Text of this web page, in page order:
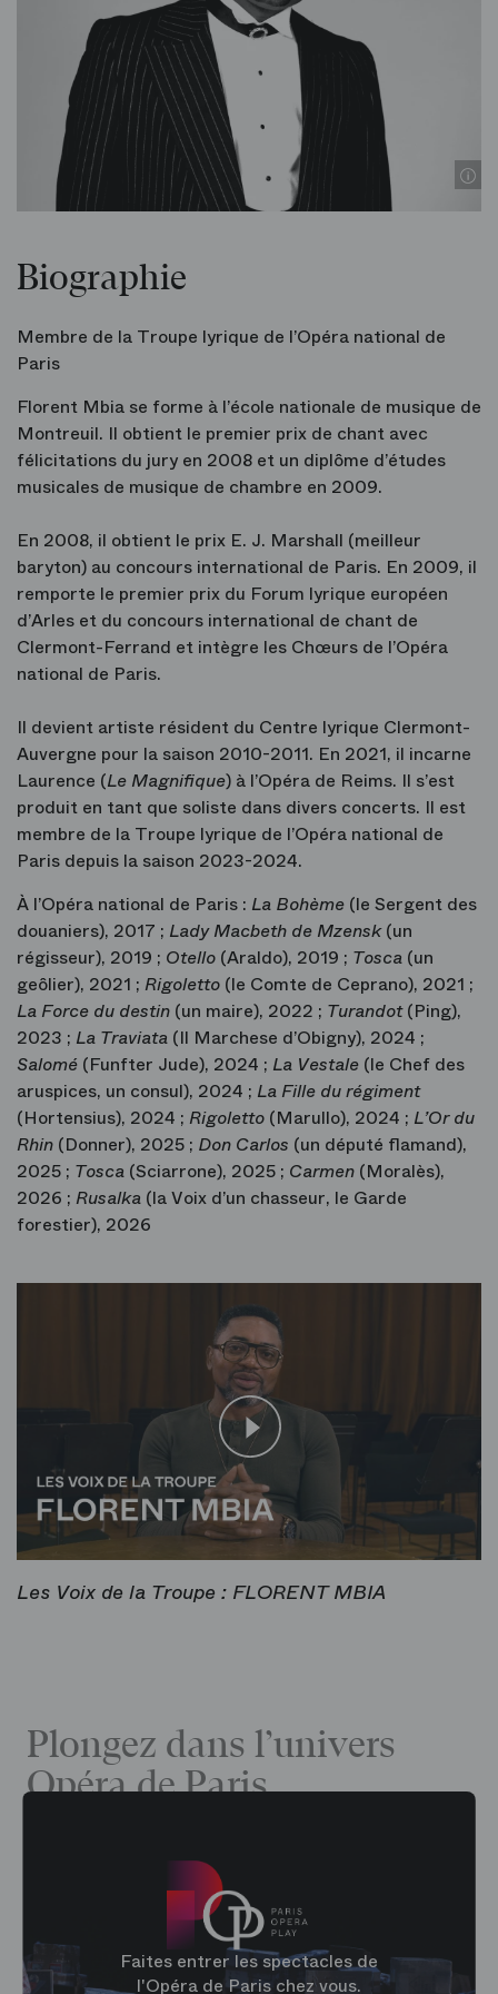
©
Biographie
Membre de la Troupe lyrique de l’Opéra national de
Paris
Florent Mbia se forme à l’école nationale de musique de
Montreuil. Il obtient le premier prix de chant avec
félicitations du jury en 2008 et un diplôme d’études
musicales de musique de chambre en 2009.
En 2008, il obtient le prix E. J. Marshall (meilleur
baryton) au concours international de Paris. En 2009, il
remporte le premier prix du Forum lyrique européen
d’Arles et du concours international de chant de
Clermont-Ferrand et intègre les Chœurs de l’Opéra
national de Paris.
Il devient artiste résident du Centre lyrique Clermont-
Auvergne pour la saison 2010-2011. En 2021, il incarne
Laurence (Le Magnifique) à l’Opéra de Reims. Il s’est
produit en tant que soliste dans divers concerts. Il est
membre de la Troupe lyrique de l’Opéra national de
Paris depuis la saison 2023-2024.
À l’Opéra national de Paris : La Bohème (le Sergent des
douaniers), 2017 ; Lady Macbeth de Mzensk(un
régisseur), 2019 ; Otello (Araldo), 2019 ; Tosca (un
geôlier), 2021 ; Rigoletto (le Comte de Ceprano), 2021 ;
La Force du destin (un maire), 2022 ; Turandot(Ping),
2023 ; La Traviata (Il Marchese d’Obigny), 2024 ;
Salomé (Funfter Jude), 2024 ; La Vestale (le Chef des
aruspices, un consul), 2024 ; La Fille du régiment
(Hortensius), 2024 ; Rigoletto (Marullo), 2024 ; L’Or du
Rhin (Donner), 2025 ; Don Carlos (un député flamand),
2025 ; Tosca (Sciarrone), 2025 ; Carmen (Moralès),
2026 ; Rusalka (la Voix d’un chasseur, le Garde
forestier), 2026
Les Voix de la Troupe : FLORENT MBIA
Plongez dans l’univers
Opéra de Paris
Faites entrer les spectacles de
l'Opéra de Paris chez vous.